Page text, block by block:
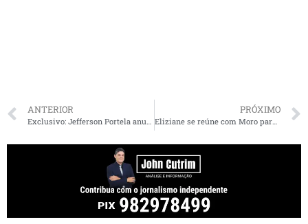
ANTERIOR PRÓXIMO
Eliziane se reúne com Moro para discutir situação dos povos indígenas